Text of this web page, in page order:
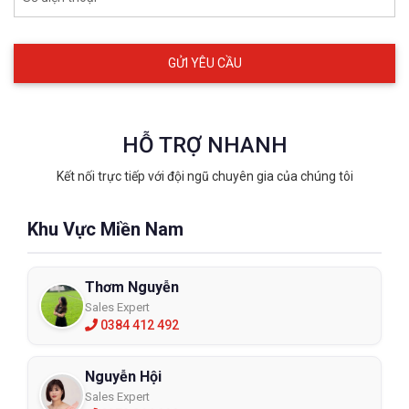
hút ẩm tốt, mang lại cảm giác thoải mái khi làm việc hàng
: Kiểu dáng cổ thấp, phù hợp với nhiều kích
cỡ từ 36 đến 48, dễ dàng di chuyển.
HỖ TRỢ NHANH
Kết nối trực tiếp với đội ngũ chuyên gia của chúng tôi
Khu Vực Miền Nam
Thơm Nguyễn
Sales Expert
0384 412 492
Nguyễn Hội
Sales Expert